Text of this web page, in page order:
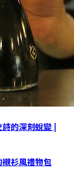
的深刻蛻變 |
襯衫風禮物包